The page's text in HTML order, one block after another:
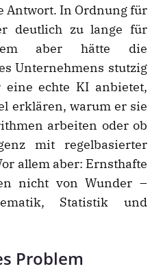
Antwort. In Ordnung für
deutlich zu lange für
aber hätte die
Unternehmens stutzig
eine echte KI anbietet,
erklären, warum er sie
arbeiten oder ob
mit regelbasierter
allem aber: Ernsthafte
nicht von Wunder –
Statistik und
Problem